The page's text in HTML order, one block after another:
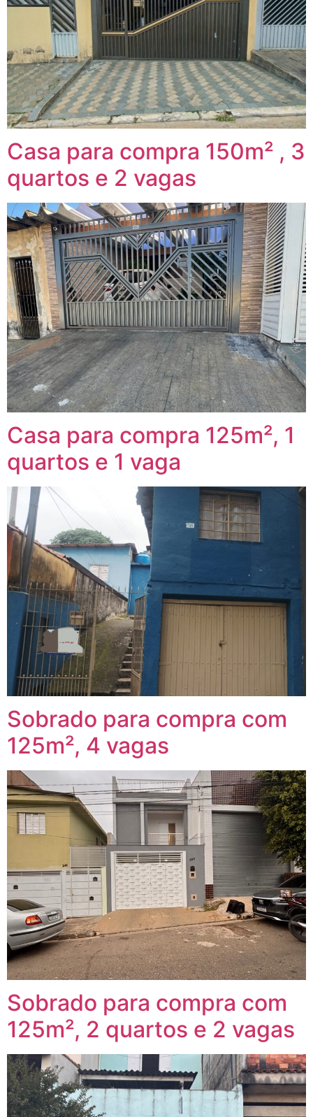
Casa para compra 150m² , 3
quartos e 2 vagas
Casa para compra 125m², 1
quartos e 1 vaga
Sobrado para compra com
125m², 4 vagas
Sobrado para compra com
125m², 2 quartos e 2 vagas